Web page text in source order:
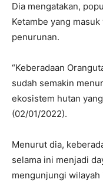
Dia mengatakan,
Ketambe yang
penurunan.
“Keberadaan
sudah semakin
ekosistem hutan
(02/01/2022).
Menurut dia,
selama ini menjadi
mengunjungi wilayah